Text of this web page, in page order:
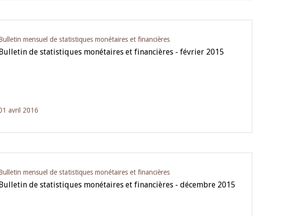
mensuel de statistiques monétaires et financières
de statistiques monétaires et financières - février 2015
avril 2016
mensuel de statistiques monétaires et financières
de statistiques monétaires et financières - décembre 2015